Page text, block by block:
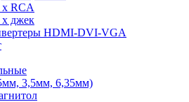
RCA
джек
HDMI-DVI-VGA
3,5мм, 6,35мм)